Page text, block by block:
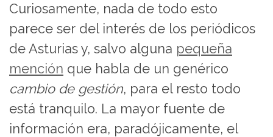
Curiosamente, nada de todo esto
parece ser del interés de los periódicos
de Asturias y, salvo alguna pequeña
mención que habla de un genérico
cambio de gestión, para el resto todo
está tranquilo. La mayor fuente de
información era, paradójicamente, el